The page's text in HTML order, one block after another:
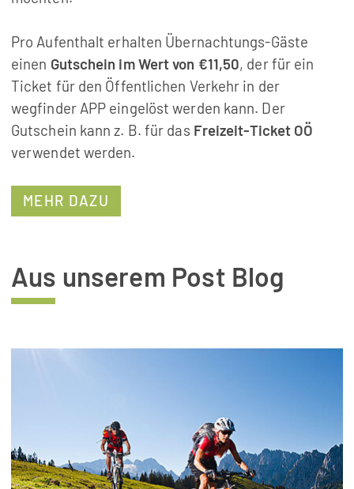
Pro Aufenthalt erhalten Übernachtungs-Gäste
einen Gutschein im Wert von €11,50, der für ein
Ticket für den Öffentlichen Verkehr in der
wegfinder APP eingelöst werden kann. Der
Gutschein kann z. B. für das Freizeit-Ticket OÖ
verwendet werden.
MEHR DAZU
Aus unserem Post Blog